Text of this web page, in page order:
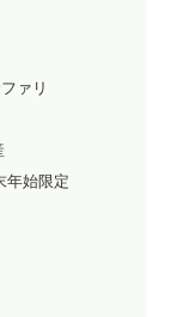
ァリ
年始限定